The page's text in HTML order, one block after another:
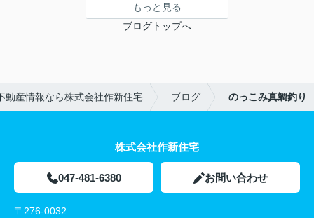
もっと見る
ブログトップへ
動産情報なら株式会社作新住宅 ブログ のっこみ真鯛釣り
株式会社作新住宅
047-481-6380 お問い合わせ
〒276-0032